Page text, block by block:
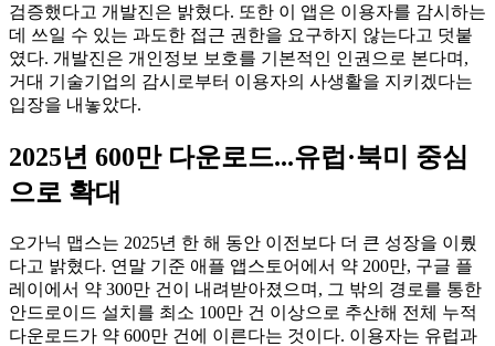
검증했다고 개발진은 밝혔다. 또한 이 앱은 이용자를 감시하는
데 쓰일 수 있는 과도한 접근 권한을 요구하지 않는다고 덧붙
였다. 개발진은 개인정보 보호를 기본적인 인권으로 본다며,
거대 기술기업의 감시로부터 이용자의 사생활을 지키겠다는
입장을 내놓았다.
2025년 600만 다운로드...유럽·북미 중심
으로 확대
오가닉 맵스는 2025년 한 해 동안 이전보다 더 큰 성장을 이뤘
다고 밝혔다. 연말 기준 애플 앱스토어에서 약 200만, 구글 플
레이에서 약 300만 건이 내려받아졌으며, 그 밖의 경로를 통한
안드로이드 설치를 최소 100만 건 이상으로 추산해 전체 누적
다운로드가 약 600만 건에 이른다는 것이다. 이용자는 유럽과